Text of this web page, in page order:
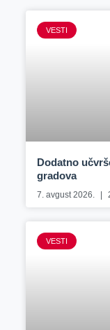
VESTI
Dodatno
gradova
7. avgust 2026.
VESTI